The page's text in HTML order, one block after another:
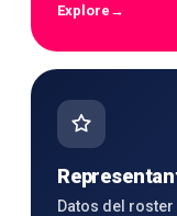
Explore →
Datos del